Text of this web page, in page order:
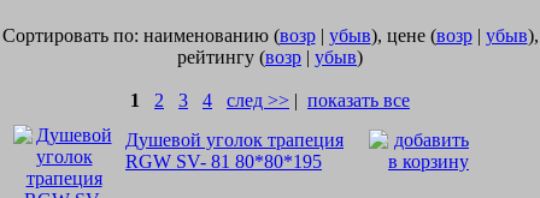
Сортировать по: наименованию (возр| убыв), цене (возр| убыв),
рейтингу (возр | убыв)
1 2 3 4 след >> | показать все
Душевой уголок трапеция
RGW SV- 81 80*80*195